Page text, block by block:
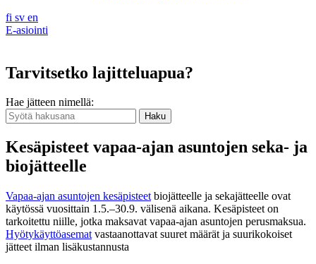
fi sv en
E-asiointi
Tarvitsetko lajitteluapua?
Hae jätteen nimellä:
Haku
Kesäpisteet vapaa-ajan asuntojen seka- ja
biojätteelle
Vapaa-ajan asuntojen kesäpisteet biojätteelle ja sekajätteelle ovat
käytössä vuosittain 1.5.–30.9. välisenä aikana. Kesäpisteet on
tarkoitettu niille, jotka maksavat vapaa-ajan asuntojen perusmaksua.
Hyötykäyttöasemat vastaanottavat suuret määrät ja suurikokoiset
jätteet ilman lisäkustannusta